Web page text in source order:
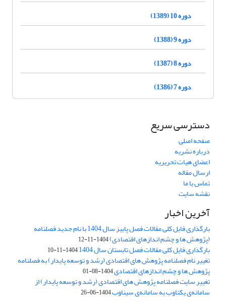
دوره 10 (1389)
دوره 9 (1388)
دوره 8 (1387)
دوره 7 (1386)
دسترسی سریع
صفحه اصلی
درباره نشریه
اعضای هیات تحریریه
ارسال مقاله
تماس با ما
نقشه سایت
آخرین اخبار
بارگذاری فایل کلی مقالات فصل پاییز سال 1404 با نام جدید فصلنامه
(پژوهش ها و چشم اندازهای اقتصادی)1404-11-12
بارگذاری فایل کلی مقالات فصل تابستان سال 1404 1404-11-10
تغییر نام فصلنامه پژوهش های اقتصادی (رشد و توسعه پایدار) به فصلنامه
پژوهش ها و چشم اندازهای اقتصادی1404-08-01
تغییر سایت فصلنامه پژوهش های اقتصادی (رشد و توسعه پایدار) از
سامانه‌ی یکتاوب به سامانه‌ی سیناوب1404-06-26